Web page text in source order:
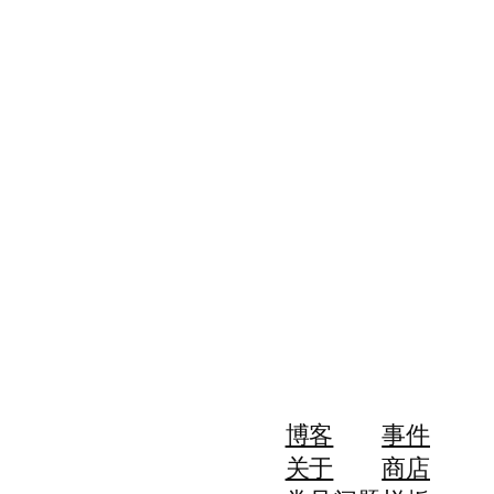
博客
关于
事件
商店